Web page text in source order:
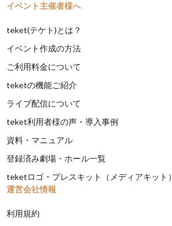
イベント主催者様へ
teket(テケト)とは？
イベント作成の方法
ご利用料金について
teketの機能ご紹介
ライブ配信について
teket利用者様の声・導入事例
資料・マニュアル
登録済み劇場・ホール一覧
teketロゴ・プレスキット（メディアキット）
運営会社情報
利用規約